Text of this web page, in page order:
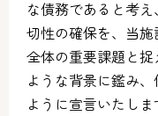
な債務であると考
切性の確保を、当
全体の重要課題と
ような背景に鑑み
ように宣言いたしま